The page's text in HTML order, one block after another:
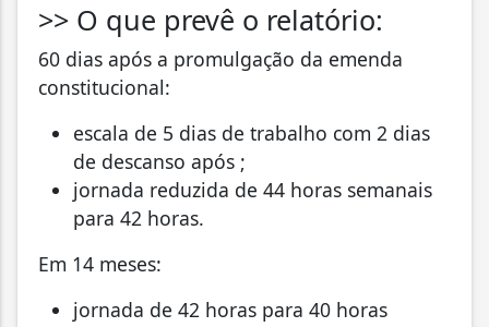
>> O que prevê o relatório:
60 dias após a promulgação da emenda
constitucional:
escala de 5 dias de trabalho com 2 dias
de descanso após ;
jornada reduzida de 44 horas semanais
para 42 horas.
Em 14 meses:
jornada de 42 horas para 40 horas